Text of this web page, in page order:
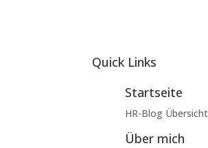
Quick Links
Startseite
HR-Blog Übersicht
Über mich